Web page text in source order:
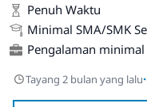
Penuh Waktu
Minimal SMA/SMK
Pengalaman
Tayang 2 bulan yang lalu·